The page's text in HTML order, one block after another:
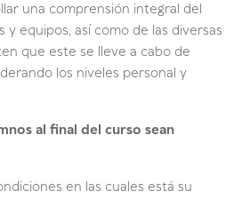
una comprensión integral del
y equipos, así como de las diversas
que este se lleve a cabo de
los niveles personal y
al final del curso sean
en las cuales está su